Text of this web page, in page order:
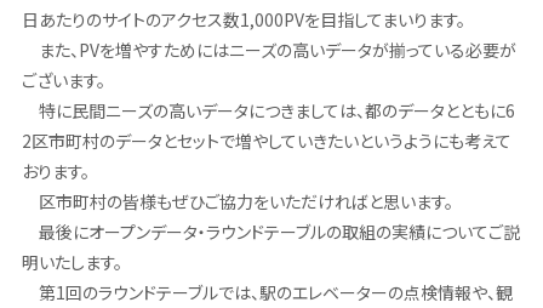
日あたりのサイトのアクセス数1,000PVを目指してまいります。
また、PVを増やすためにはニーズの高いデータが揃っている必要が
ございます。
特に民間ニーズの高いデータにつきましては、都のデータとともに6
2区市町村のデータとセットで増やしていきたいというようにも考えて
おります。
区市町村の皆様もぜひご協力をいただければと思います。
最後にオープンデータ・ラウンドテーブルの取組の実績についてご説
明いたします。
第1回のラウンドテーブルでは、駅のエレベーターの点検情報や、観